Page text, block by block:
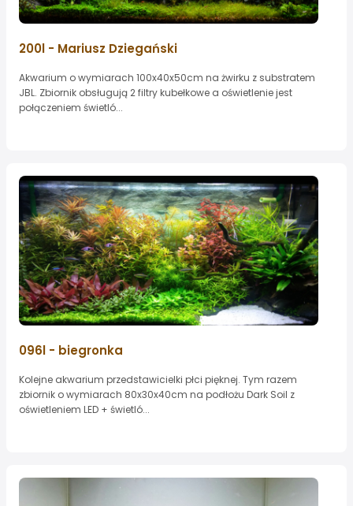
200l - Mariusz Dziegański
Akwarium o wymiarach 100x40x50cm na żwirku z substratem
JBL. Zbiornik obsługują 2 filtry kubełkowe a oświetlenie jest
połączeniem świetló...
096l - biegronka
Kolejne akwarium przedstawicielki płci pięknej. Tym razem
zbiornik o wymiarach 80x30x40cm na podłożu Dark Soil z
oświetleniem LED + świetló...